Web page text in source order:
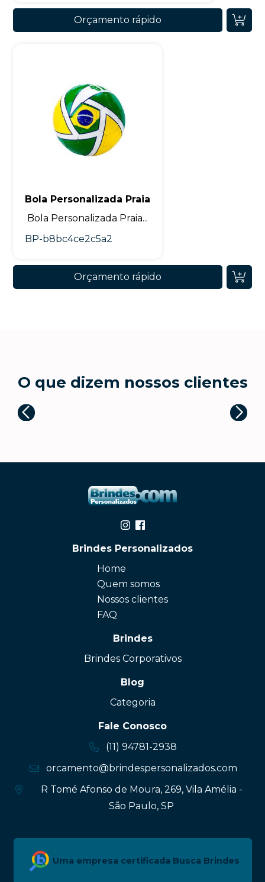
Orçamento rápido
Bola Personalizada Praia
Bola Personalizada Praia...
BP-b8bc4ce2c5a2
Orçamento rápido
O que dizem nossos clientes
Brindes Personalizados
Home
Quem somos
Nossos clientes
FAQ
Brindes
Brindes Corporativos
Blog
Categoria
Fale Conosco
(11) 94781-2938
orcamento@brindespersonalizados.com
R Tomé Afonso de Moura, 269, Vila Amélia -
São Paulo, SP
Uma empresa certificada Busca Brindes